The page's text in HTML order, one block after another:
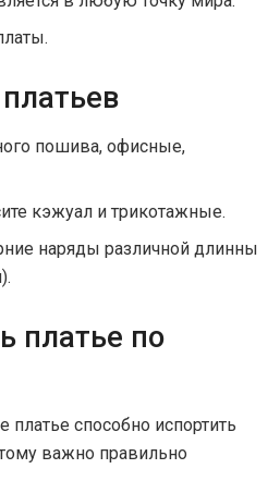
пошива, офисные,
кэжуал и трикотажные.
наряды различной длинны
платье по
способно испортить
важно правильно